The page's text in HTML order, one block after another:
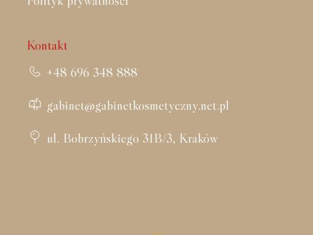
Kontakt
+48 696 348 888
gabinet@gabinetkosmetyczny.net.pl
ul. Bobrzyńskiego 31B/3, Kraków